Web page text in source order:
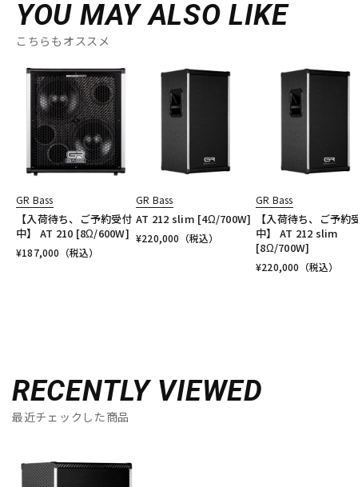
YOU MAY ALSO LIKE
こちらもオススメ
GR Bass
【入荷待ち、ご予約受付
中】 AT 210 [8Ω/600W]
¥187,000 （税込）
GR Bass
AT 212 slim [4Ω/700W]
¥220,000 （税込）
GR Bass
【入荷待ち、ご予約
中】 AT 212 slim
[8Ω/700W]
¥220,000 （税込）
RECENTLY VIEWED
最近チェックした商品